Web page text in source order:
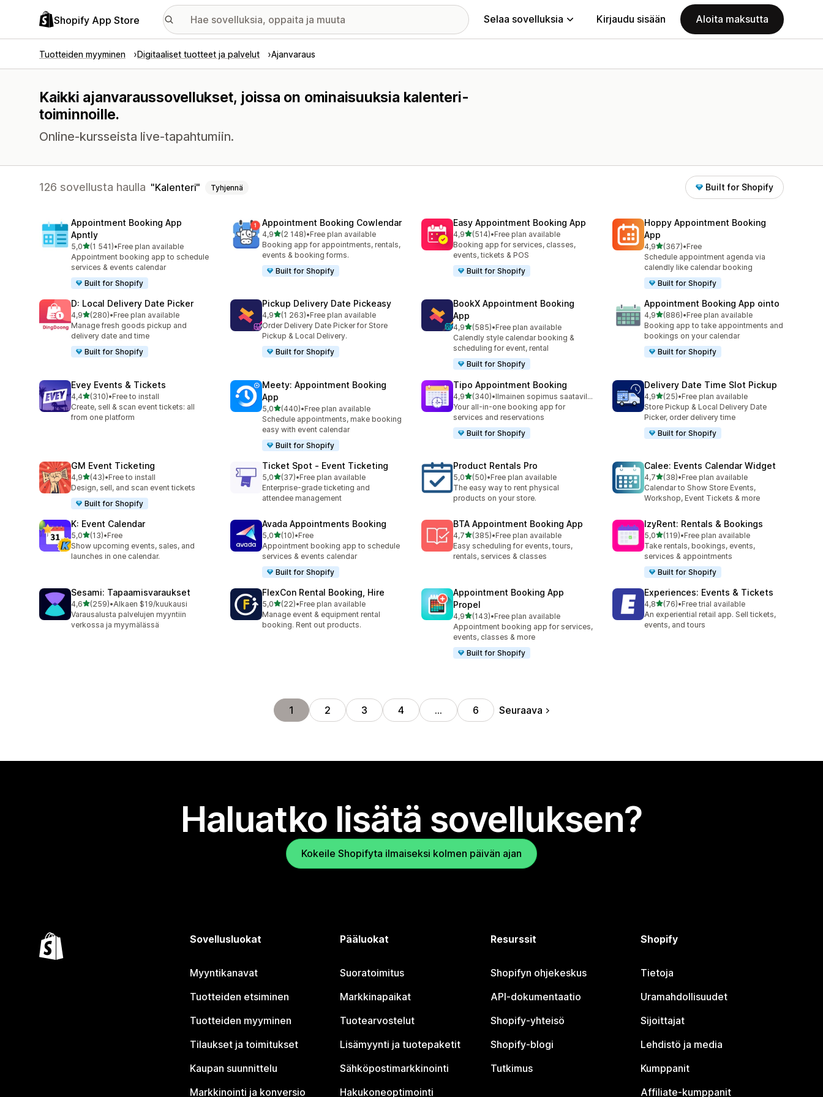
Shopify App Store Selaa sovelluksia Kirjaudu sisään Aloita maksutta
Tuotteiden myyminen Digitaaliset tuotteet ja palvelut Ajanvaraus
Kaikki ajanvaraussovellukset, joissa on ominaisuuksia kalenteri-
toiminnoille.
Online-kursseista live-tapahtumiin.
126 sovellusta haulla Kalenteri Tyhjennä Built for Shopify
Appointment Booking App
Apntly
5,0/ 5 tähteä
(1 541)
1541 arvostelua yhteensä
•Free plan available
Appointment booking app to schedule
services & events calendar
Built for Shopify
Appointment Booking Cowlendar
4,9/ 5 tähteä
(2 148)
2148 arvostelua yhteensä
•Free plan available
Booking app for appointments, rentals,
events & booking forms.
Built for Shopify
Easy Appointment Booking App
4,9/ 5 tähteä
(514)
514 arvostelua yhteensä
•Free plan available
Booking app for services, classes,
events, tickets & POS
Built for Shopify
Hoppy Appointment Booking
App
4,9/ 5 tähteä
(367)
367 arvostelua yhteensä
•Free
Schedule appointment agenda via
calendly like calendar booking
Built for Shopify
D: Local Delivery Date Picker
4,9/ 5 tähteä
(280)
280 arvostelua yhteensä
•Free plan available
Manage fresh goods pickup and
delivery date and time
Built for Shopify
Pickup Delivery Date Pickeasy
4,9/ 5 tähteä
(1 263)
1263 arvostelua yhteensä
•Free plan available
Order Delivery Date Picker for Store
Pickup & Local Delivery.
Built for Shopify
BookX Appointment Booking
App
4,9/ 5 tähteä
(585)
585 arvostelua yhteensä
•Free plan available
Calendly style calendar booking &
scheduling for event, rental
Built for Shopify
Appointment Booking App ointo
4,9/ 5 tähteä
(886)
886 arvostelua yhteensä
•Free plan available
Booking app to take appointments and
bookings on your calendar
Built for Shopify
Evey Events & Tickets
4,4/ 5 tähteä
(310)
310 arvostelua yhteensä
•Free to install
Create, sell & scan event tickets: all
from one platform
Meety: Appointment Booking
App
5,0/ 5 tähteä
(440)
440 arvostelua yhteensä
•Free plan available
Schedule appointments, make booking
easy with event calendar
Built for Shopify
Tipo Appointment Booking
4,9/ 5 tähteä
(340)
340 arvostelua yhteensä
•
Ilmainen sopimus saatavilla
Your all-in-one booking app for
services and reservations
Built for Shopify
Delivery Date Time Slot Pickup
4,9/ 5 tähteä
(25)
25 arvostelua yhteensä
•Free plan available
Store Pickup & Local Delivery Date
Picker, order delivery time
Built for Shopify
GM Event Ticketing
4,9/ 5 tähteä
(43)
43 arvostelua yhteensä
•Free to install
Design, sell, and scan event tickets
Built for Shopify
Ticket Spot ‑ Event Ticketing
5,0/ 5 tähteä
(37)
37 arvostelua yhteensä
•Free plan available
Enterprise-grade ticketing and
attendee management
Product Rentals Pro
5,0/ 5 tähteä
(50)
50 arvostelua yhteensä
•Free plan available
The easy way to rent physical
products on your store.
Calee: Events Calendar Widget
4,7/ 5 tähteä
(38)
38 arvostelua yhteensä
•Free plan available
Calendar to Show Store Events,
Workshop, Event Tickets & more
K: Event Calendar
5,0/ 5 tähteä
(13)
13 arvostelua yhteensä
•Free
Show upcoming events, sales, and
launches in one calendar.
Avada Appointments Booking
5,0/ 5 tähteä
(10)
10 arvostelua yhteensä
•Free
Appointment booking app to schedule
services & events calendar
Built for Shopify
BTA Appointment Booking App
4,7/ 5 tähteä
(385)
385 arvostelua yhteensä
•Free plan available
Easy scheduling for events, tours,
rentals, services & classes
IzyRent: Rentals & Bookings
5,0/ 5 tähteä
(119)
119 arvostelua yhteensä
•Free plan available
Take rentals, bookings, events,
services & appointments
Built for Shopify
Sesami: Tapaamisvaraukset
4,6/ 5 tähteä
(259)
259 arvostelua yhteensä
•Alkaen $19/kuukausi
Varausalusta palvelujen myyntiin
verkossa ja myymälässä
FlexCon Rental Booking, Hire
5,0/ 5 tähteä
(22)
22 arvostelua yhteensä
•Free plan available
Manage event & equipment rental
booking. Rent out products.
Appointment Booking App
Propel
4,9/ 5 tähteä
(143)
143 arvostelua yhteensä
•Free plan available
Appointment booking app for services,
events, classes & more
Built for Shopify
Experiences: Events & Tickets
4,8/ 5 tähteä
(76)
76 arvostelua yhteensä
•Free trial available
An experiential retail app. Sell tickets,
events, and tours
1 2 3 4 … 6 Seuraava
Haluatko lisätä sovelluksen?
Kokeile Shopifyta ilmaiseksi kolmen päivän ajan
Sovellusluokat
Myyntikanavat
Tuotteiden etsiminen
Tuotteiden myyminen
Tilaukset ja toimitukset
Kaupan suunnittelu
Markkinointi ja konversio
Pääluokat
Suoratoimitus
Markkinapaikat
Tuotearvostelut
Lisämyynti ja tuotepaketit
Sähköpostimarkkinointi
Hakukoneoptimointi
Resurssit
Shopifyn ohjekeskus
API-dokumentaatio
Shopify-yhteisö
Shopify-blogi
Tutkimus
Shopify
Tietoja
Uramahdollisuudet
Sijoittajat
Lehdistö ja media
Kumppanit
Affiliate-kumppanit